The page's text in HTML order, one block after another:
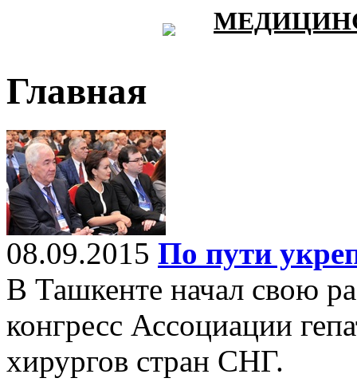
Главная
08.09.2015 По пути
В Ташкенте начал свою
конгресс Ассоциации
хирургов стран СНГ.